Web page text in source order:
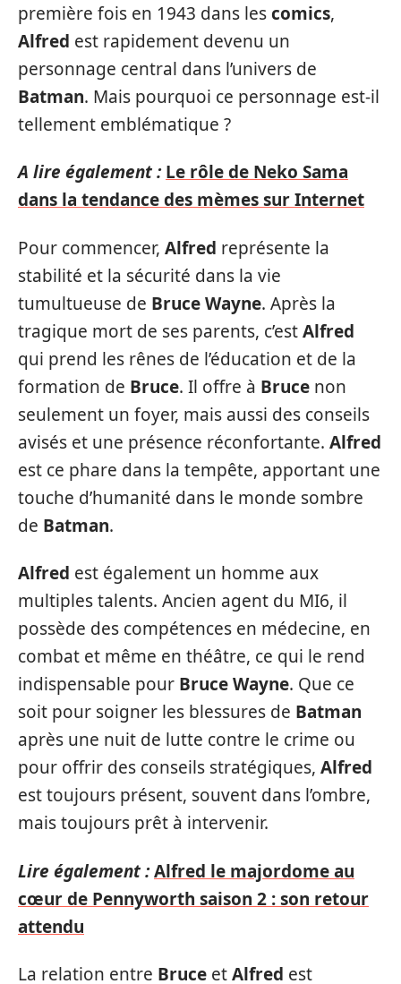
première fois en 1943 dans lescomics,
Alfred est rapidement devenu un
personnage central dans l’univers de
Batman. Mais pourquoi ce personnage est-il
tellement emblématique ?
A lire également : Le rôle de Neko Sama
dans la tendance des mèmes sur Internet
Pour commencer, Alfred représente la
stabilité et la sécurité dans la vie
tumultueuse de Bruce Wayne. Après la
tragique mort de ses parents, c’estAlfred
qui prend les rênes de l’éducation et de la
formation de Bruce. Il offre à Bruce non
seulement un foyer, mais aussi des conseils
avisés et une présence réconfortante. Alfred
est ce phare dans la tempête, apportant une
touche d’humanité dans le monde sombre
de Batman.
Alfred est également un homme aux
multiples talents. Ancien agent du MI6, il
possède des compétences en médecine, en
combat et même en théâtre, ce qui le rend
indispensable pour Bruce Wayne. Que ce
soit pour soigner les blessures de Batman
après une nuit de lutte contre le crime ou
pour offrir des conseils stratégiques, Alfred
est toujours présent, souvent dans l’ombre,
mais toujours prêt à intervenir.
Lire également :Alfred le majordome au
cœur de Pennyworth saison 2 : son retour
attendu
La relation entre Bruce etAlfred est